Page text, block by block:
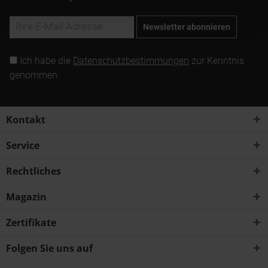
Newsletter abonnieren
Ich habe die Datenschutzbestimmungen zur Kenntnis
genommen.
Kontakt
Service
Rechtliches
Magazin
Zertifikate
Folgen Sie uns auf